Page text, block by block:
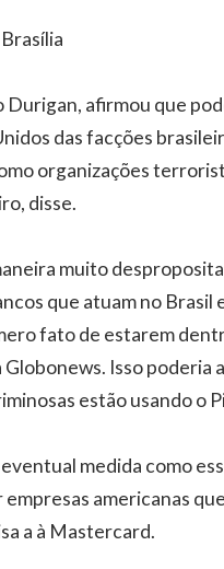
afirmou que
das facções
organizações
disse.
muito
que atuam no Brasil
fato de estarem
Isso poderia
estão usando o
medida como
americanas
a à Mastercard.